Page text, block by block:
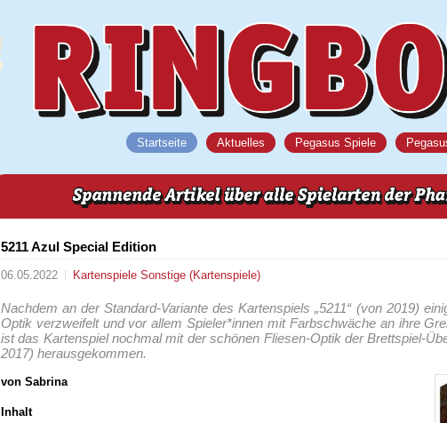
Startseite Aktuelles Pegasus Spiele
5211 Azul Special Edition
06.05.2022 Kartenspiele Sonstige (Kartenspiele)
Nachdem an der Standard-Variante des Kartenspiels „5211“ (von 2019)
Optik verzweifelt und vor allem Spieler*innen mit Farbschwäche an ihre
ist das Kartenspiel nochmal mit der schönen Fliesen-Optik der Brettspiel-
2017) herausgekommen.
von Sabrina
Inhalt